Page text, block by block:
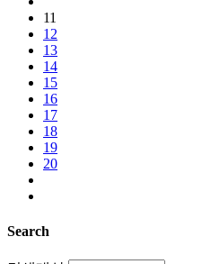
11
12
13
14
15
16
17
18
19
20
Search